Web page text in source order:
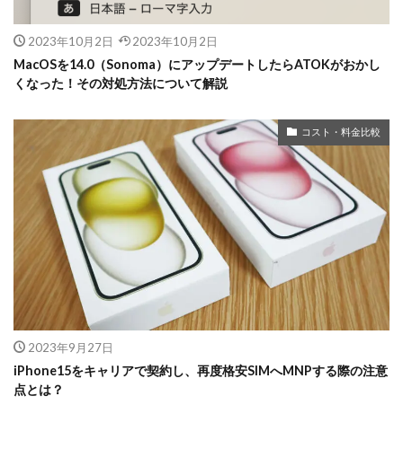
2023年10月2日 2023年10月2日
MacOSを14.0（Sonoma）にアップデートしたらATOKがおかし
くなった！その対処方法について解説
コスト・料金比較
2023年9月27日
iPhone15をキャリアで契約し、再度格安SIMへMNPする際の注意
点とは？